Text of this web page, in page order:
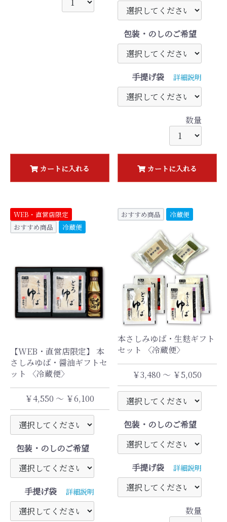
カートに入れる
包装・のしのご希望
手提げ袋 詳細説明
数量
カートに入れる
WEB・直営店限定
おすすめ商品
冷蔵便
【WEB・直営店限定】 本
さしみゆば・醤油ギフトセ
ット 〈冷蔵便〉
￥4,550 ～ ￥6,100
包装・のしのご希望
手提げ袋 詳細説明
おすすめ商品 冷蔵便
本さしみゆば・生麩ギフト
セット 〈冷蔵便〉
￥3,480 ～ ￥5,050
包装・のしのご希望
手提げ袋 詳細説明
数量